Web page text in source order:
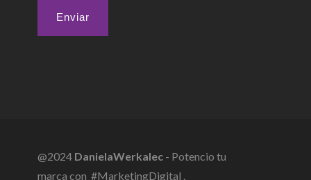
@2024 DanielaWerkalec - Potencio tu
marca con #MarketingDigital .